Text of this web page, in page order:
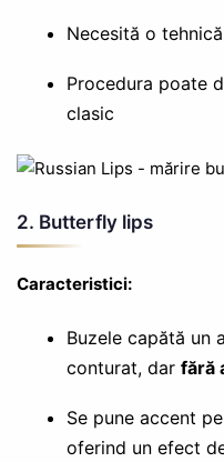
Necesită o
Procedura poate
clasic
2. Butterfly lips
Caracteristici:
Buzele capătă un
conturat, dar fără
Se pune accent pe
oferind un efect